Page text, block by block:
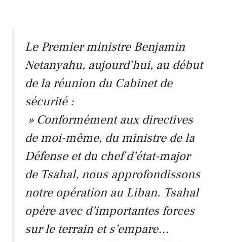
Le Premier ministre Benjamin
Netanyahu, aujourd’hui, au début
de la réunion du Cabinet de
sécurité :
» Conformément aux directives
de moi-même, du ministre de la
Défense et du chef d’état-major
de Tsahal, nous approfondissons
notre opération au Liban. Tsahal
opère avec d’importantes forces
sur le terrain et s’empare…